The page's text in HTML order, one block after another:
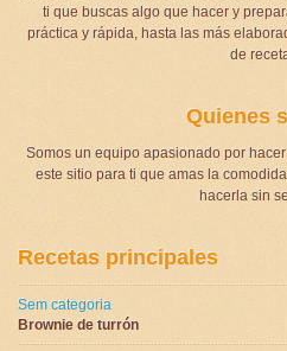
ti que buscas algo que hacer y
práctica y rápida, hasta las más
de
Quienes
Somos un equipo apasionado por
este sitio para ti que amas la
hacerla sin
Recetas principales
Sem categoria
Brownie de turrón